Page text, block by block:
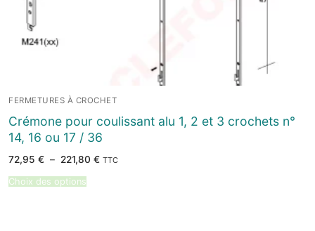
FERMETURES À CROCHET
Crémone pour coulissant alu 1, 2 et 3 crochets n°
14, 16 ou 17 / 36
72,95 € – 221,80 €Plage
TTC
Choix des options